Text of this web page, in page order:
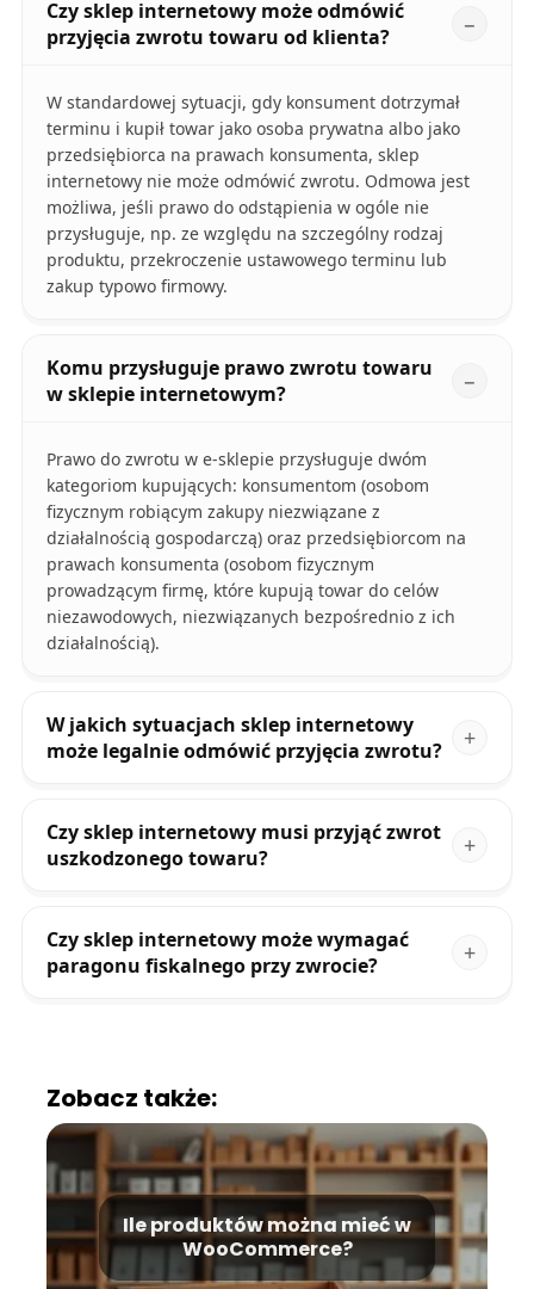
Czy sklep internetowy może odmówić
przyjęcia zwrotu towaru od klienta?
W standardowej sytuacji, gdy konsument dotrzymał
terminu i kupił towar jako osoba prywatna albo jako
przedsiębiorca na prawach konsumenta, sklep
internetowy nie może odmówić zwrotu. Odmowa jest
możliwa, jeśli prawo do odstąpienia w ogóle nie
przysługuje, np. ze względu na szczególny rodzaj
produktu, przekroczenie ustawowego terminu lub
zakup typowo firmowy.
Komu przysługuje prawo zwrotu towaru
w sklepie internetowym?
Prawo do zwrotu w e-sklepie przysługuje dwóm
kategoriom kupujących: konsumentom (osobom
fizycznym robiącym zakupy niezwiązane z
działalnością gospodarczą) oraz przedsiębiorcom na
prawach konsumenta (osobom fizycznym
prowadzącym firmę, które kupują towar do celów
niezawodowych, niezwiązanych bezpośrednio z ich
działalnością).
W jakich sytuacjach sklep internetowy
może legalnie odmówić przyjęcia zwrotu?
Czy sklep internetowy musi przyjąć zwrot
uszkodzonego towaru?
Czy sklep internetowy może wymagać
paragonu fiskalnego przy zwrocie?
Zobacz także:
Ile produktów można mieć w
WooCommerce?